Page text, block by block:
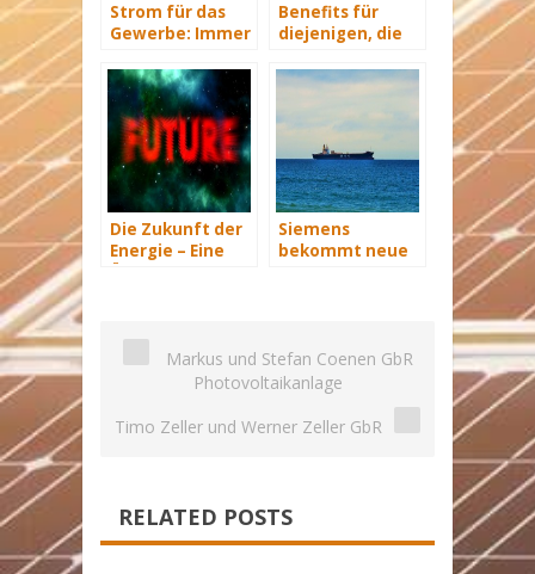
Strom für das
Gewerbe: Immer
versorgt
Benefits für
diejenigen, die
sanieren
Die Zukunft der
Energie – Eine
Siemens
bekommt neue
Markus und Stefan Coenen GbR
Photovoltaikanlage
Timo Zeller und Werner Zeller GbR
RELATED POSTS